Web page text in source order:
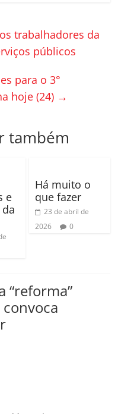
trabalhadores da
públicos
para o 3°
hoje (24) →
também
e
Há muito o
que fazer
23 de abril de
2026
0
“reforma”